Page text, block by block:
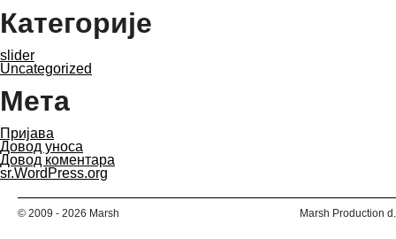
Категорије
slider
Uncategorized
Мета
Пријава
Довод уноса
Довод коментара
sr.WordPress.org
© 2009 - 2026 Marsh Marsh Production